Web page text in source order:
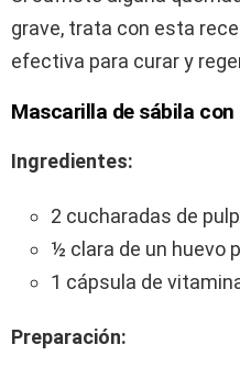
grave, trata con esta
efectiva para curar y
Mascarilla de sábila
Ingredientes:
2 cucharadas de
½ clara de un huevo
1 cápsula de
Preparación: